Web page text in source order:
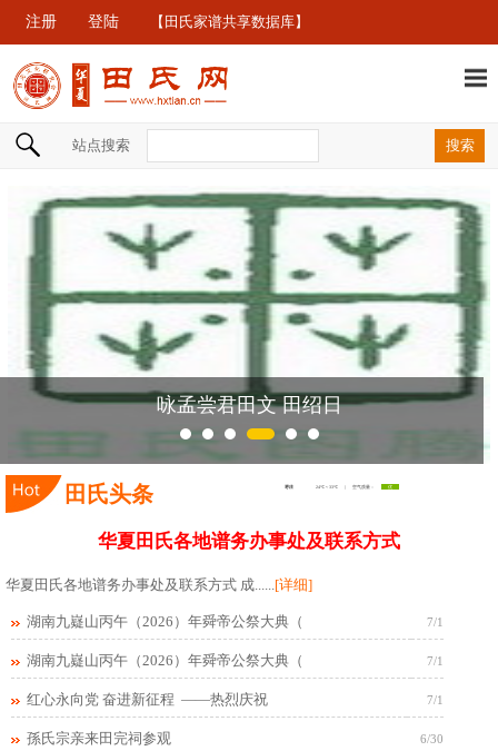
注册 登陆 【田氏家谱共享数据库】
站点搜索
咏孟尝君田文 田绍日
田氏头条
华夏田氏各地谱务办事处及联系方式
华夏田氏各地谱务办事处及联系方式 成......[详细]
湖南九嶷山丙午（2026）年舜帝公祭大典（ 7/1
湖南九嶷山丙午（2026）年舜帝公祭大典（ 7/1
红心永向党 奋进新征程 ——热烈庆祝 7/1
孫氏宗亲来田完祠参观 6/30